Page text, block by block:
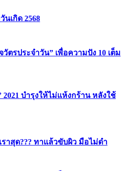
นเกิด 2568
วัตรประจำวัน” เพื่อความปัง 10 เต็ม
บำรุงให้ไม่แห้งกร้าน หลังใช้
ราสุด??? ทาแล้วขับผิว มือไม่ดำ